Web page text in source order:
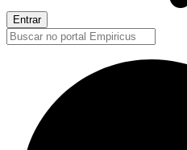
Entrar